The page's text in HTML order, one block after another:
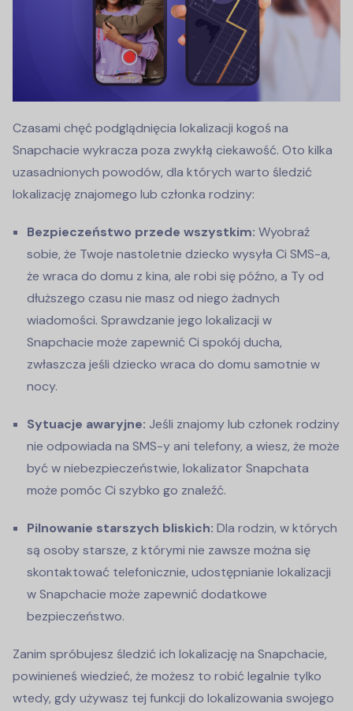
Czasami chęć podglądnięcia lokalizacji kogoś na
Snapchacie wykracza poza zwykłą ciekawość. Oto kilka
uzasadnionych powodów, dla których warto śledzić
lokalizację znajomego lub członka rodziny:
Bezpieczeństwo przede wszystkim: Wyobraź
sobie, że Twoje nastoletnie dziecko wysyła Ci SMS-a,
że wraca do domu z kina, ale robi się późno, a Ty od
dłuższego czasu nie masz od niego żadnych
wiadomości. Sprawdzanie jego lokalizacji w
Snapchacie może zapewnić Ci spokój ducha,
zwłaszcza jeśli dziecko wraca do domu samotnie w
nocy.
Sytuacje awaryjne: Jeśli znajomy lub członek rodziny
nie odpowiada na SMS-y ani telefony, a wiesz, że może
być w niebezpieczeństwie, lokalizator Snapchata
może pomóc Ci szybko go znaleźć.
Pilnowanie starszych bliskich: Dla rodzin, w których
są osoby starsze, z którymi nie zawsze można się
skontaktować telefonicznie, udostępnianie lokalizacji
w Snapchacie może zapewnić dodatkowe
bezpieczeństwo.
Zanim spróbujesz śledzić ich lokalizację na Snapchacie,
powinieneś wiedzieć, że możesz to robić legalnie tylko
wtedy, gdy używasz tej funkcji do lokalizowania swojego